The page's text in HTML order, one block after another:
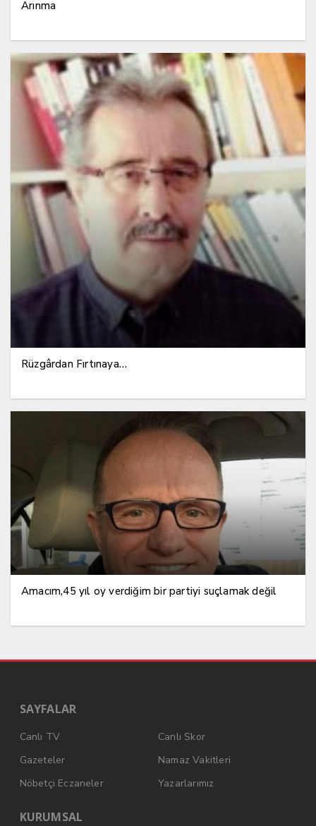
Arınma
Rüzgârdan Fırtınaya…
Amacım,45 yıl oy verdiğim bir partiyi suçlamak değil
SAYFALAR
Canlı TV
Canlı Skor
Gazeteler
Namaz Vakitleri
Nöbetçi Eczaneler
Yazarlarımız
KURUMSAL